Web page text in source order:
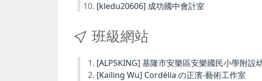
[kledu20606] 成功國中會計室
班級網站
[ALPSKING] 基隆市安樂區安樂國民小學附設
[Kailing Wu] Cordélia の正濱-藝術工作室